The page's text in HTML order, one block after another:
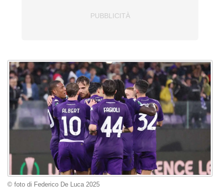
© foto di Federico De Luca 2025